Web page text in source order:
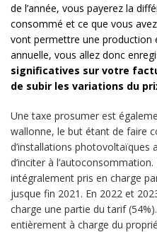
de l’année, vous payerez la
consommé et ce que vous
vont permettre une production
annuelle, vous allez donc
significatives sur votre
de subir les variations du
Une taxe prosumer est
wallonne, le but étant de faire
d’installations photovoltaïques
d’inciter à
intégralement pris en charge
jusque fin 2021. En 2022 et
charge une partie du tarif
entièrement à charge du